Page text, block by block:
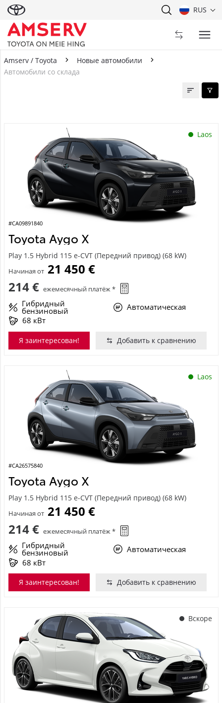
RUS
Amserv / Toyota
Новые автомобили
Автомобили со склада
Laos
#CA09891840
Toyota Aygo X
Play 1.5 Hybrid 115 e-CVT (Передний привод) (68 kW)
Начиная от 21 450 €
214 € ежемесячный платёж *
Гибридный
бензиновый
Автоматическая
68 кВт
Я заинтересован! Добавить к сравнению
Laos
#CA26575840
Toyota Aygo X
Play 1.5 Hybrid 115 e-CVT (Передний привод) (68 kW)
Начиная от 21 450 €
214 € ежемесячный платёж *
Гибридный
бензиновый
Автоматическая
68 кВт
Я заинтересован! Добавить к сравнению
Вскоре